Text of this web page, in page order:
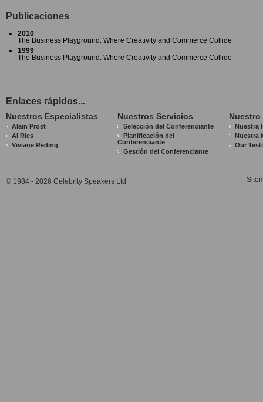
Publicaciones
2010
The Business Playground: Where Creativity and Commerce Collide
1999
The Business Playground: Where Creativity and Commerce Collide
Enlaces rápidos...
Nuestros Especialistas
Alain Prost
Al Ries
Viviane Reding
Nuestros Servicios
Selección del Conferenciante
Planificación del
Conferenciante
Gestión del Conferenciante
Nuestra
Nuestra
Our
© 1984 - 2026 Celebrity Speakers Ltd